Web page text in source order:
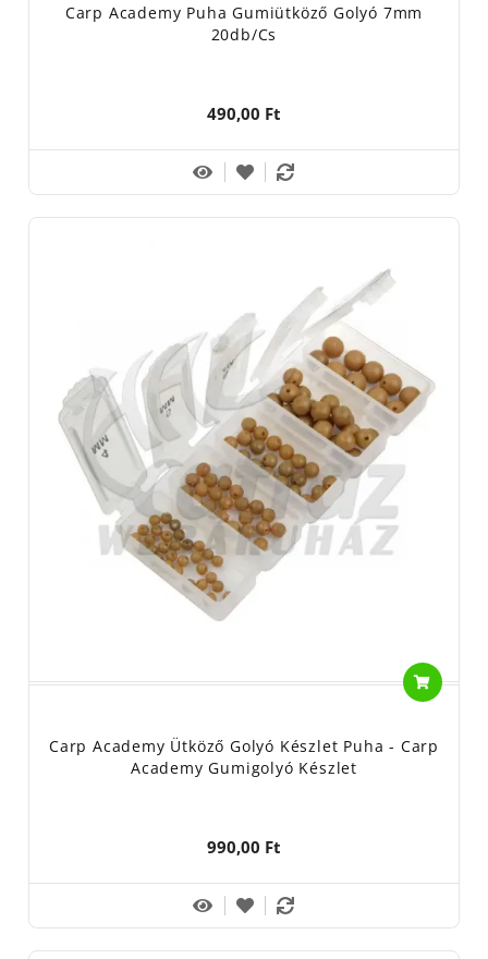
Carp Academy Puha Gumiütköző Golyó 7mm
20db/cs
490,00 Ft
Carp Academy Ütköző Golyó Készlet Puha - Carp
Academy Gumigolyó Készlet
990,00 Ft